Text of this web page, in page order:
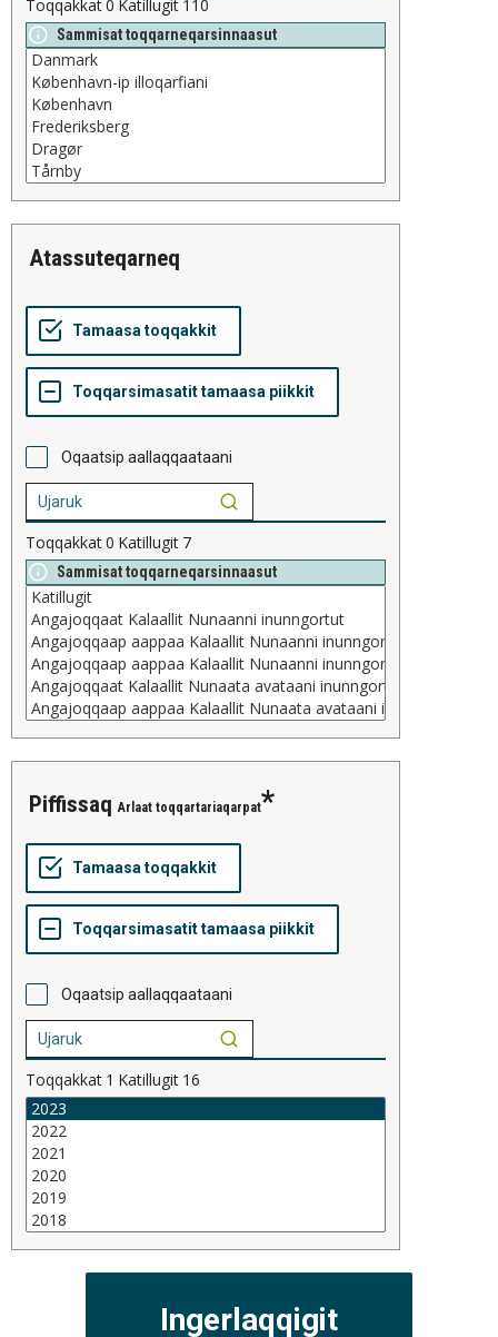
Toqqakkat0 Katillugit 110
Sammisat toqqarneqarsinnaasut
atassuteqarneq
Oqaatsip aallaqqaataani
Toqqakkat0 Katillugit 7
Sammisat toqqarneqarsinnaasut
piffissaq Arlaat toqqartariaqarpat
Oqaatsip aallaqqaataani
Toqqakkat 1 Katillugit 16